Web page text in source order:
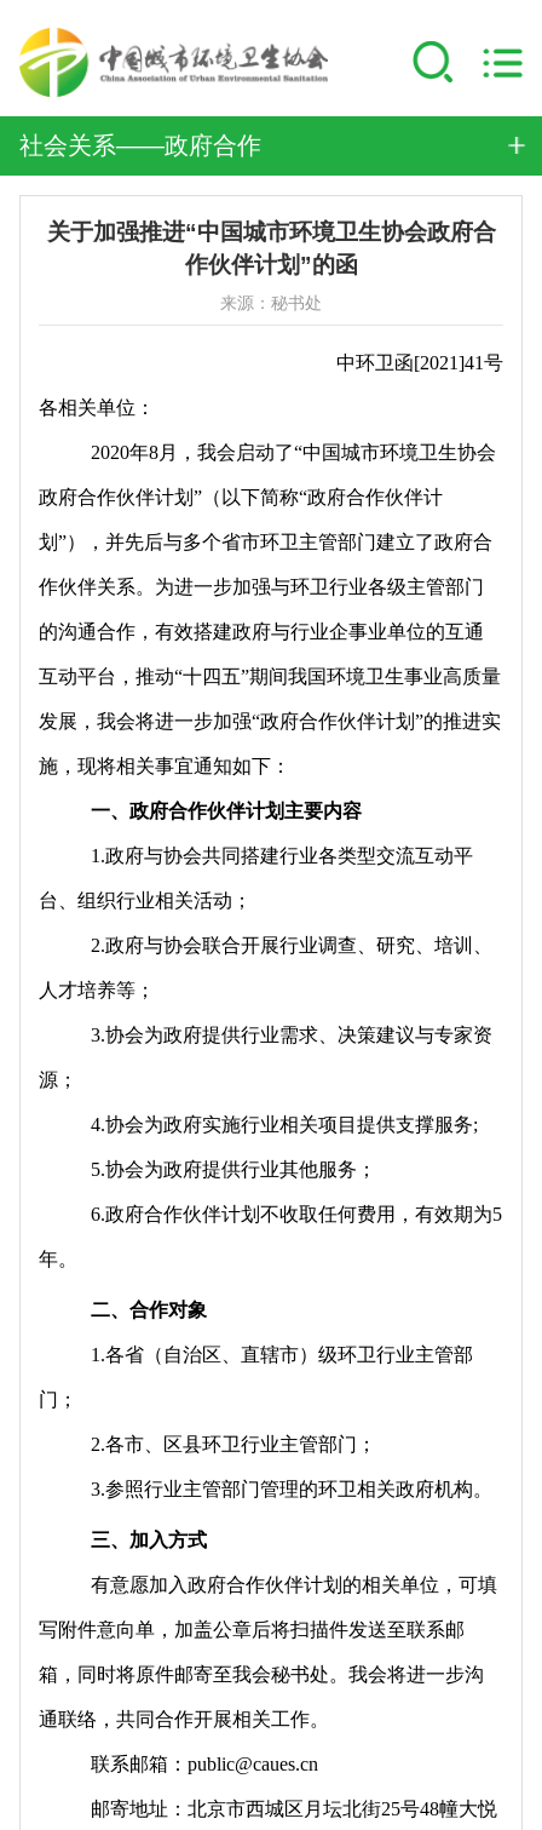
社会关系——政府合作
关于加强推进“中国城市环境卫生协会政府合
作伙伴计划”的函
来源：秘书处
中环卫函[2021]41号
各相关单位：
2020年8月，我会启动了“中国城市环境卫生协会
政府合作伙伴计划”（以下简称“政府合作伙伴计
划”），并先后与多个省市环卫主管部门建立了政府合
作伙伴关系。为进一步加强与环卫行业各级主管部门
的沟通合作，有效搭建政府与行业企事业单位的互通
互动平台，推动“十四五”期间我国环境卫生事业高质量
发展，我会将进一步加强“政府合作伙伴计划”的推进实
施，现将相关事宜通知如下：
一、政府合作伙伴计划主要内容
1.政府与协会共同搭建行业各类型交流互动平
台、组织行业相关活动；
2.政府与协会联合开展行业调查、研究、培训、
人才培养等；
3.协会为政府提供行业需求、决策建议与专家资
源；
4.协会为政府实施行业相关项目提供支撑服务;
5.协会为政府提供行业其他服务；
6.政府合作伙伴计划不收取任何费用，有效期为5
年。
二、合作对象
1.各省（自治区、直辖市）级环卫行业主管部
门；
2.各市、区县环卫行业主管部门；
3.参照行业主管部门管理的环卫相关政府机构。
三、加入方式
有意愿加入政府合作伙伴计划的相关单位，可填
写附件意向单，加盖公章后将扫描件发送至联系邮
箱，同时将原件邮寄至我会秘书处。我会将进一步沟
通联络，共同合作开展相关工作。
联系邮箱：public@caues.cn
邮寄地址：北京市西城区月坛北街25号48幢大悦